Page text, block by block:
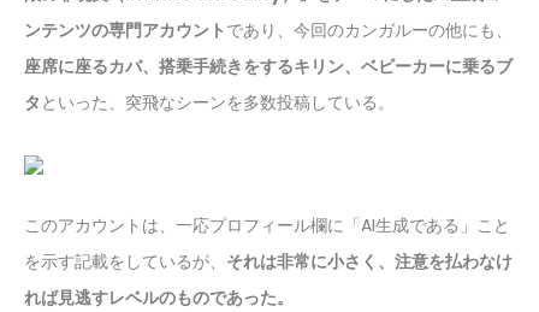
ンテンツの専門アカウント であり、今回のカンガルーの他にも、
座席に座るカバ、搭乗手続きをするキリン、ベビーカーに乗るブ
タ といった、突飛なシーンを多数投稿している。
このアカウントは、一応プロフィール欄に「AI生成である」こと
を示す記載をしているが、 それは非常に小さく、注意を払わなけ
れば見逃すレベルのものであった。